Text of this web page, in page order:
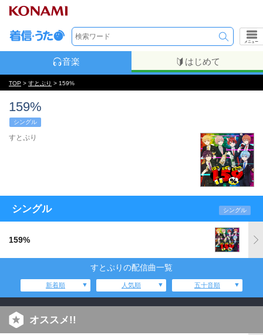
メニュー
音楽 はじめて
TOP > すとぷり > 159%
159%
シングル
すとぷり
シングル シングル
159%
すとぷりの配信曲一覧
新着順 人気順 五十音順
オススメ!!